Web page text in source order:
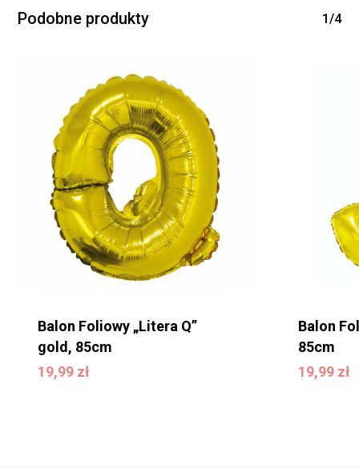
Podobne produkty 1/4
Balon Foliowy „Litera Q”
gold, 85cm
19,99 zł
19,99zł
Balon
85cm
19,99 zł
19,99zł